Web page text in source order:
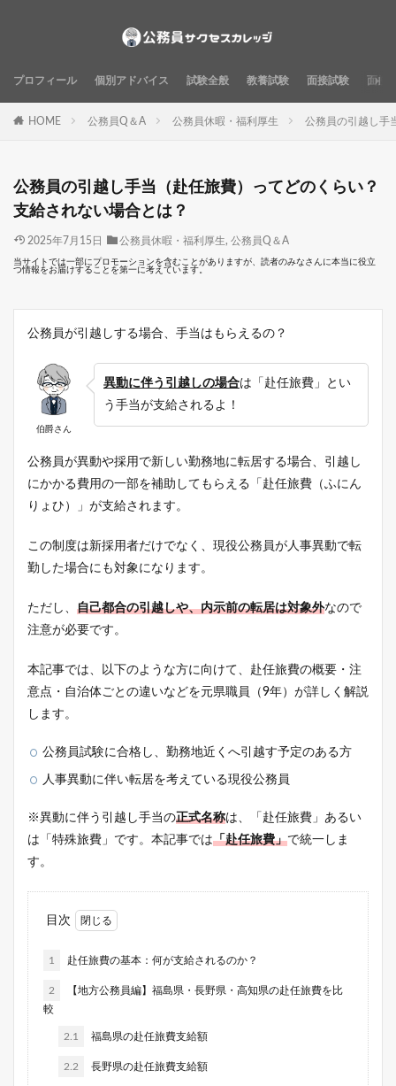
プロフィール 個別アドバイス 試験全般 教養試験 面接試験 面接
HOME 公務員Q＆A 公務員休暇・福利厚生 公務員の引越し手
公務員の引越し手当（赴任旅費）ってどのくらい？
支給されない場合とは？
2025年7月15日 公務員休暇・福利厚生, 公務員Q＆A
当サイトでは一部にプロモーションを含むことがありますが、読者のみなさんに本当に役立
つ情報をお届けすることを第一に考えています。
公務員が引越しする場合、手当はもらえるの？
伯爵さん
異動に伴う引越しの場合は「赴任旅費」とい
う手当が支給されるよ！
公務員が異動や採用で新しい勤務地に転居する場合、引越し
にかかる費用の一部を補助してもらえる「赴任旅費（ふにん
りょひ）」が支給されます。
この制度は新採用者だけでなく、現役公務員が人事異動で転
勤した場合にも対象になります。
ただし、 自己都合の引越しや、内示前の転居は対象外なので
注意が必要です。
本記事では、以下のような方に向けて、赴任旅費の概要・注
意点・自治体ごとの違いなどを元県職員（9年）が詳しく解説
します。
公務員試験に合格し、勤務地近くへ引越す予定のある方
人事異動に伴い転居を考えている現役公務員
※異動に伴う引越し手当の正式名称は、「赴任旅費」あるい
は「特殊旅費」です。本記事では「赴任旅費」で統一しま
す。
目次
1 赴任旅費の基本：何が支給されるのか？
2
【地方公務員編】福島県・長野県・高知県の赴任旅費を比
較
2.1 福島県の赴任旅費支給額
2.2 長野県の赴任旅費支給額